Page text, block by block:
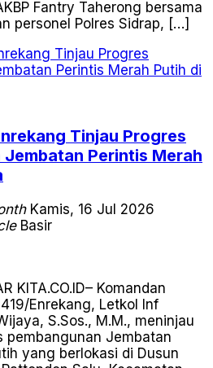
Fantry Taherong bersama
personel Polres Sidrap, […]
Tinjau Progres
Jembatan Perintis Merah
Kamis, 16 Jul 2026
Basir
KITA.CO.ID– Komandan
Enrekang, Letkol Inf
S.Sos., M.M., meninjau
pembangunan Jembatan
yang berlokasi di Dusun